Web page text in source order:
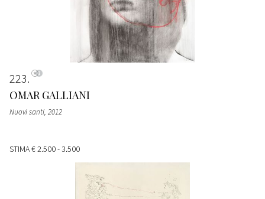
223
OMAR GALLIANI
Nuovi santi, 2012
STIMA€ 2.500 - 3.500